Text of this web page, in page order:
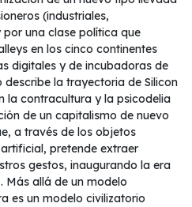
(industriales,
una clase política que
en los cinco continentes
digitales y de incubadoras de
la trayectoria de Silicon
la contracultura y la psicodelia
de un capitalismo de nuevo
a través de los objetos
pretende extraer
gestos, inaugurando la era
Más allá de un modelo
es un modelo civilizatorio